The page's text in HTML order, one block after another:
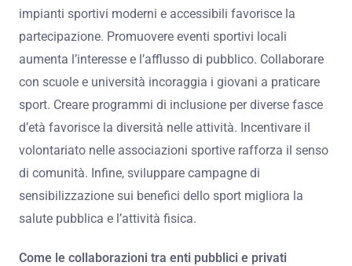
impianti sportivi moderni e accessibili favorisce la
partecipazione. Promuovere eventi sportivi locali
aumenta l’interesse e l’afflusso di pubblico. Collaborare
con scuole e università incoraggia i giovani a praticare
sport. Creare programmi di inclusione per diverse fasce
d’età favorisce la diversità nelle attività. Incentivare il
volontariato nelle associazioni sportive rafforza il senso
di comunità. Infine, sviluppare campagne di
sensibilizzazione sui benefici dello sport migliora la
salute pubblica e l’attività fisica.
Come le collaborazioni tra enti pubblici e privati